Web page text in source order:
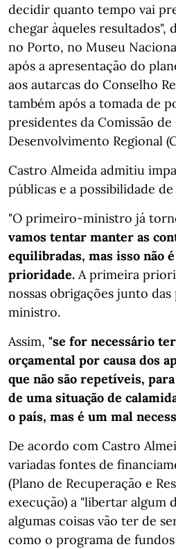
decidir quanto tempo vai
chegar àqueles resultados",
no Porto, no Museu
após a apresentação do
aos autarcas do Conselho
também após a tomada de
presidentes da Comissão
Desenvolvimento Regional
Castro Almeida admitiu
públicas e a possibilidade
"O primeiro-ministro já
vamos tentar manter as
equilibradas, mas isso não
prioridade. A primeira
nossas obrigações junto das
ministro.
Assim, "se for necessário
orçamental por causa dos
que não são repetíveis,
de uma situação de
o país, mas é um mal
De acordo com Castro
variadas fontes de
(Plano de Recuperação e
execução) a "libertar algum
algumas coisas vão ter de
como o programa de